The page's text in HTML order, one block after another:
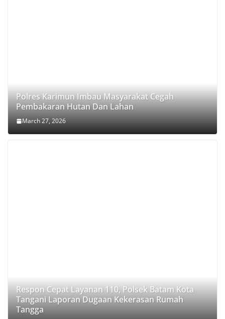
Polres Karimun Imbau Masyarakat Cegah
Pembakaran Hutan Dan Lahan
March 27, 2026
Respon Cepat Layanan 110, Polsek Batam Kota
Tangani Laporan Dugaan Kekerasan Rumah
Tangga